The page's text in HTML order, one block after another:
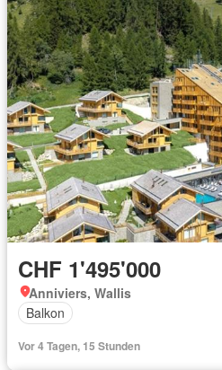
CHF 1'495'000
Anniviers, Wallis
Balkon
Vor 4 Tagen, 15 Stunden